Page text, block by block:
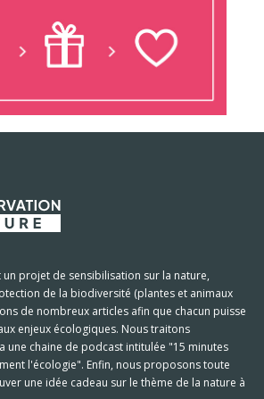
projet de sensibilisation sur la nature,
de la biodiversité (plantes et animaux
de nombreux articles afin que chacun puisse
enjeux écologiques. Nous traitons
une chaine de podcast intitulée "15 minutes
l'écologie". Enfin, nous proposons toute
une idée cadeau sur le thème de la nature à